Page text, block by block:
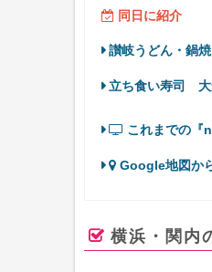
同日に紹介
讃岐うどん・鍋
立ち食い寿司 大
これまでの『
Google地図か
横浜・関内